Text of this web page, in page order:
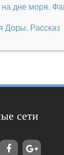
дне моря.
Доры. Рассказ
сети